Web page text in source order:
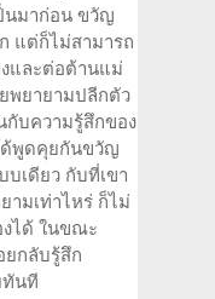
นมาก่อน ขวัญ
แต่ก็ไม่สามารถ
และต่อต้านแม่
พยายามปลีกตัว
กับความรู้สึกของ
ด้พูดคุยกันขวัญ
เดียว กับที่เขา
ามเท่าไหร่ ก็ไม่
งได้ ในขณะ
ยกลับรู้สึก
ทันที